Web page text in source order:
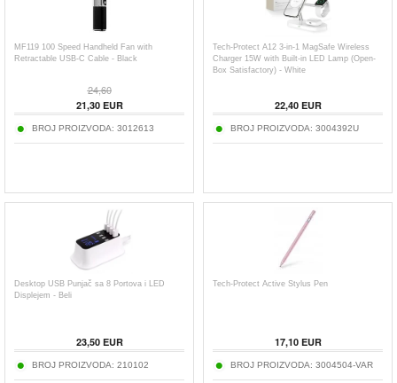
MF119 100 Speed Handheld Fan with
Retractable USB-C Cable - Black
24,60
21,30EUR
BROJ PROIZVODA: 3012613
Tech-Protect A12 3-in-1 MagSafe Wireless
Charger 15W with Built-in LED Lamp (Open-
Box Satisfactory) - White
22,40EUR
BROJ PROIZVODA: 3004392U
Desktop USB Punjač sa 8 Portova i LED
Displejem - Beli
23,50EUR
BROJ PROIZVODA: 210102
Tech-Protect Active Stylus Pen
17,10EUR
BROJ PROIZVODA: 3004504-VAR